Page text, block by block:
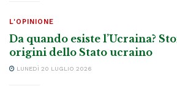
L'OPINIONE
Da quando esiste l’Ucraina?
origini dello Stato ucraino
LUNEDÌ 20 LUGLIO 2026